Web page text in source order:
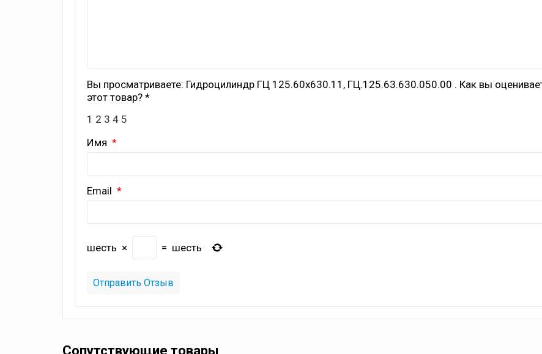
Вы просматриваете: Гидроцилиндр ГЦ 125.60х630.11, ГЦ.125.63.630.050.00 . Как вы
этот товар? *
1 2 3 4 5
Имя
Email
шесть × = шесть
Сопутствующие товары